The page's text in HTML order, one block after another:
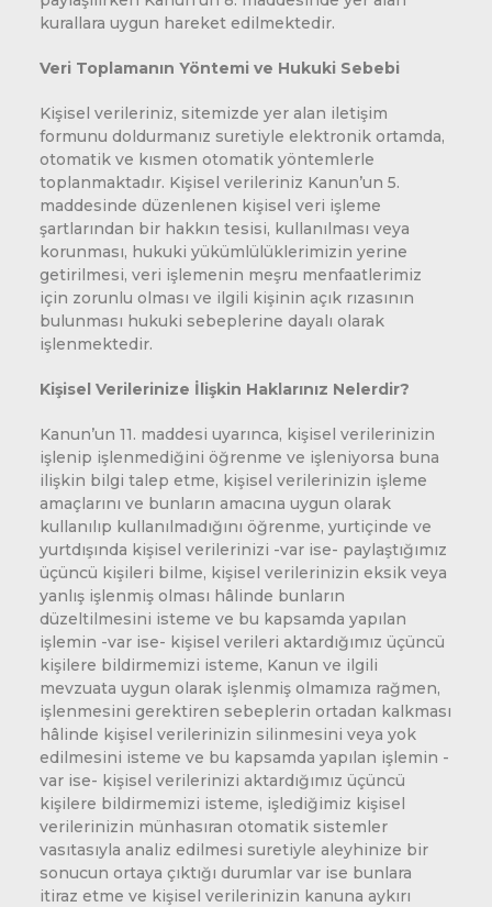
kurallara uygun hareket edilmektedir.
Veri Toplamanın Yöntemi ve Hukuki Sebebi
Kişisel verileriniz, sitemizde yer alan iletişim
formunu doldurmanız suretiyle elektronik ortamda,
otomatik ve kısmen otomatik yöntemlerle
toplanmaktadır. Kişisel verileriniz Kanun’un 5.
maddesinde düzenlenen kişisel veri işleme
şartlarından bir hakkın tesisi, kullanılması veya
korunması, hukuki yükümlülüklerimizin yerine
getirilmesi, veri işlemenin meşru menfaatlerimiz
için zorunlu olması ve ilgili kişinin açık rızasının
bulunması hukuki sebeplerine dayalı olarak
işlenmektedir.
Kişisel Verilerinize İlişkin Haklarınız Nelerdir?
Kanun’un 11. maddesi uyarınca, kişisel verilerinizin
işlenip işlenmediğini öğrenme ve işleniyorsa buna
ilişkin bilgi talep etme, kişisel verilerinizin işleme
amaçlarını ve bunların amacına uygun olarak
kullanılıp kullanılmadığını öğrenme, yurtiçinde ve
yurtdışında kişisel verilerinizi -var ise- paylaştığımız
üçüncü kişileri bilme, kişisel verilerinizin eksik veya
yanlış işlenmiş olması hâlinde bunların
düzeltilmesini isteme ve bu kapsamda yapılan
işlemin -var ise- kişisel verileri aktardığımız üçüncü
kişilere bildirmemizi isteme, Kanun ve ilgili
mevzuata uygun olarak işlenmiş olmamıza rağmen,
işlenmesini gerektiren sebeplerin ortadan kalkması
hâlinde kişisel verilerinizin silinmesini veya yok
edilmesini isteme ve bu kapsamda yapılan işlemin -
var ise- kişisel verilerinizi aktardığımız üçüncü
kişilere bildirmemizi isteme, işlediğimiz kişisel
verilerinizin münhasıran otomatik sistemler
vasıtasıyla analiz edilmesi suretiyle aleyhinize bir
sonucun ortaya çıktığı durumlar var ise bunlara
itiraz etme ve kişisel verilerinizin kanuna aykırı